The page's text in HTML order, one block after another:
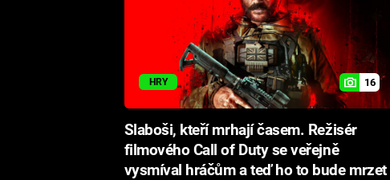
HRY 16
Slaboši, kteří mrhají časem. Režisér
filmového Call of Duty se veřejně
vysmíval hráčům a teď ho to bude mrzet